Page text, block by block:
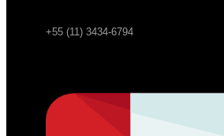
+55 (11) 3434-6794